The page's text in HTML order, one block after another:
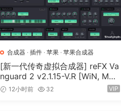
合成器 · 插件 · 苹果 · 苹果合成器
[新一代传奇虚拟合成器] reFX Va
nguard 2 v2.1.15-V.R [WiN, Mac
OSX]（184MB+240MB）
12小时前 32 VIP